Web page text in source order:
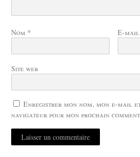
Nom * E-mail
Site web
Enregistrer mon nom, mon e-mail
navigateur pour mon prochain